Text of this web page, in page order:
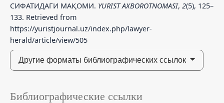
СИФАТИДАГИ МАҚОМИ. YURIST AXBOROTNOMASI, 2(5), 125–
133. Retrieved from
https://yuristjournal.uz/index.php/lawyer-
herald/article/view/505
Другие форматы библиографических ссылок
Библиографические ссылки